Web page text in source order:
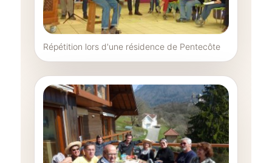
Répétition lors d'une résidence de Pentecôte